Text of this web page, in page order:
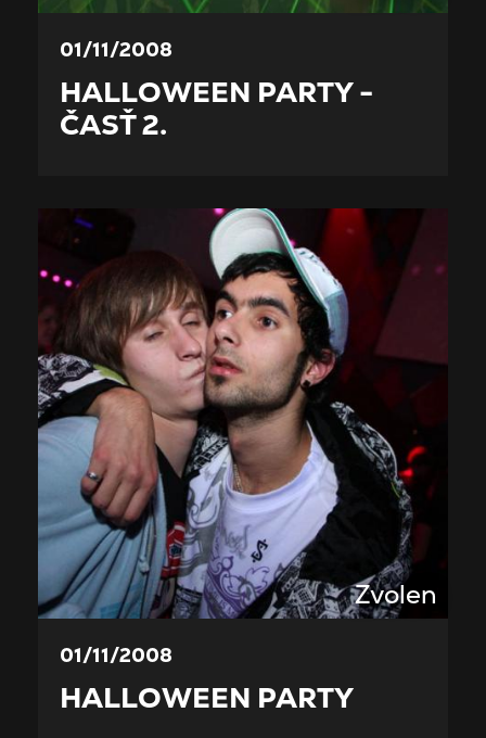
01/11/2008
HALLOWEEN PARTY -
ČASŤ 2.
Zvolen
01/11/2008
HALLOWEEN PARTY